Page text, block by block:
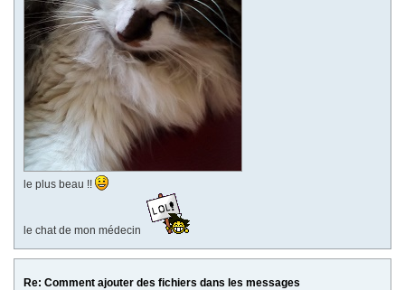
le plus beau !!
le chat de mon médecin
Re: Comment ajouter des fichiers dans les messages